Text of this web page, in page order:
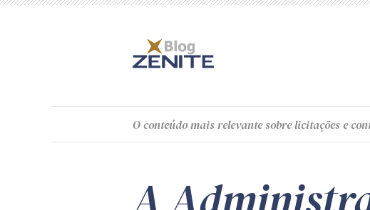
O conteúdomais relevante sobre licitações e